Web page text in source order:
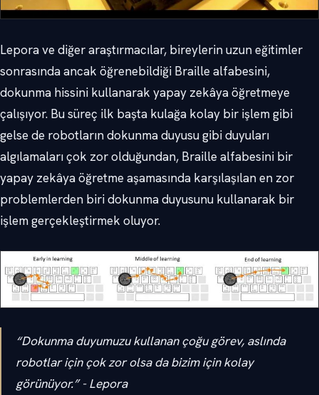
Lepora ve diğer araştırmacılar, bireylerin uzun eğitimler
sonrasında ancak öğrenebildiği Braille alfabesini,
dokunma hissini kullanarak yapay zekâya öğretmeye
çalışıyor. Bu süreç ilk başta kulağa kolay bir işlem gibi
gelse de robotların dokunma duyusu gibi duyuları
algılamaları çok zor olduğundan, Braille alfabesini bir
yapay zekâya öğretme aşamasında karşılaşılan en zor
problemlerden biri dokunma duyusunu kullanarak bir
işlem gerçekleştirmek oluyor.
“Dokunma duyumuzu kullanan çoğu görev, aslında
robotlar için çok zor olsa da bizim için kolay
görünüyor.” - Lepora